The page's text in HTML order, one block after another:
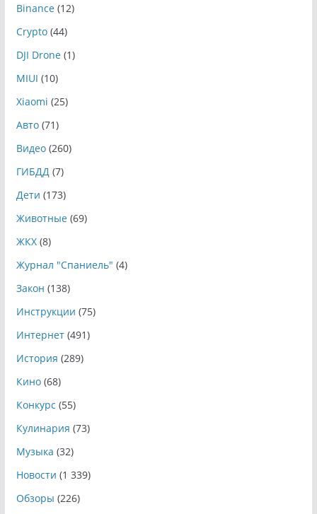
Binance(12)
Crypto(44)
DJI Drone(1)
MIUI (10)
Xiaomi (25)
Авто(71)
Видео(260)
ГИБДД(7)
Дети (173)
Животные(69)
ЖКХ(8)
Журнал "Спаниель" (4)
Закон (138)
Инструкции (75)
Интернет(491)
История (289)
Кино(68)
Конкурс (55)
Кулинария (73)
Музыка (32)
Новости (1 339)
Обзоры (226)